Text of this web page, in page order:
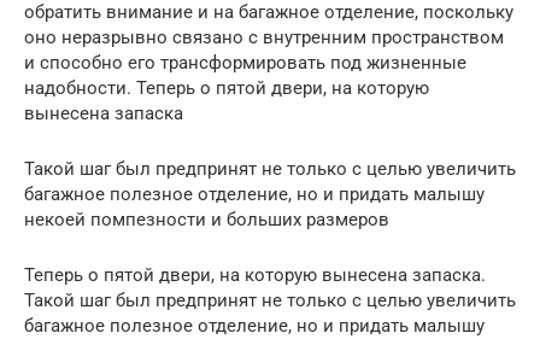
обратить внимание и на багажное отделение, поскольку
оно неразрывно связано с внутренним пространством
и способно его трансформировать под жизненные
надобности. Теперь о пятой двери, на которую
вынесена запаска
Такой шаг был предпринят не только с целью увеличить
багажное полезное отделение, но и придать малышу
некоей помпезности и больших размеров
Теперь о пятой двери, на которую вынесена запаска.
Такой шаг был предпринят не только с целью увеличить
багажное полезное отделение, но и придать малышу